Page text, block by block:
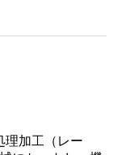
加工（レー